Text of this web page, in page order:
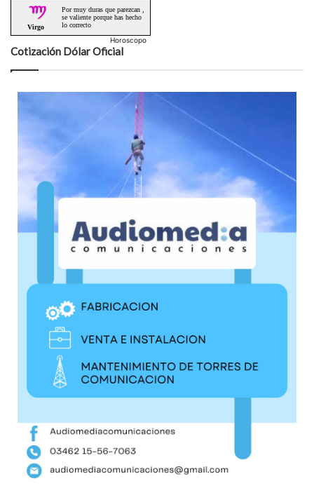
Horoscopo
Cotización Dólar Oficial